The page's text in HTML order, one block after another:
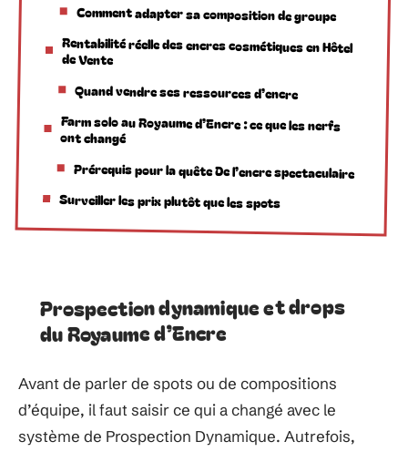
Comment adapter sa composition de groupe
Rentabilité réelle des encres cosmétiques en Hôtel
de Vente
Quand vendre ses ressources d’encre
Farm solo au Royaume d’Encre : ce que les nerfs
ont changé
Prérequis pour la quête De l’encre spectaculaire
Surveiller les prix plutôt que les spots
Prospection dynamique et drops
du Royaume d’Encre
Avant de parler de spots ou de compositions
d’équipe, il faut saisir ce qui a changé avec le
système de Prospection Dynamique. Autrefois,